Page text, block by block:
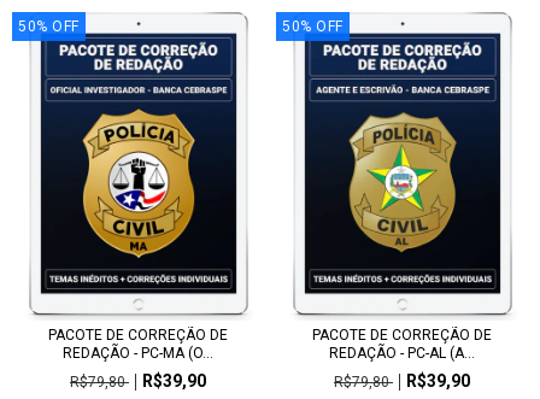
50% OFF
PACOTE DE CORREÇÃO DE
REDAÇÃO - PC-MA (O...
R$79,80
R$39,90
50% OFF
PACOTE DE CORREÇÃO DE
REDAÇÃO - PC-AL (A...
R$79,80
R$39,90